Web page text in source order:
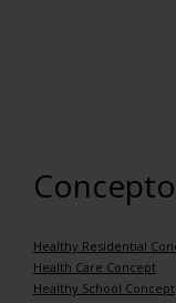
Healthy Residential
Health Care Concept
Healthy School Concept